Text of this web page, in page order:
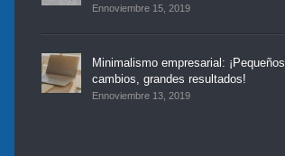
Ennoviembre 15, 2019
Minimalismo empresarial: ¡Pequeños
cambios, grandes resultados!
Ennoviembre 13, 2019